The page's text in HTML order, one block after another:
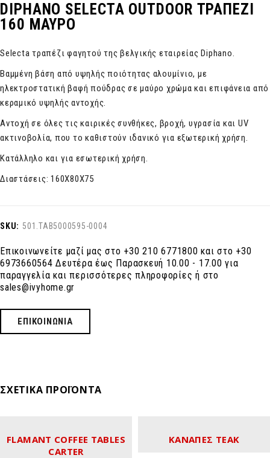
DIPHANO SELECTA OUTDOOR ΤΡΑΠΕΖΙ
160 ΜΑΥΡΟ
Selecta τραπέζι φαγητού της βελγικής εταιρείας Diphano.
Βαμμένη βάση από υψηλής ποιότητας αλουμίνιο, με
ηλεκτροστατική βαφή πούδρας σε μαύρο χρώμα και επιφάνεια από
κεραμικό υψηλής αντοχής.
Αντοχή σε όλες τις καιρικές συνθήκες, βροχή, υγρασία και UV
ακτινοβολία, που το καθιστούν ιδανικό για εξωτερική χρήση.
Κατάλληλο και για εσωτερική χρήση.
Διαστάσεις: 160Χ80Χ75
SKU: 501.TAB5000595-0004
Επικοινωνείτε μαζί μας στο +30 210 6771800 και στο +30
6973660564 Δευτέρα έως Παρασκευή 10.00 - 17.00 για
παραγγελία και περισσότερες πληροφορίες ή στο
sales@ivyhome.gr
ΕΠΙΚΟΙΝΩΝΙΑ
ΣΧΕΤΙΚΆ ΠΡΟΪΌΝΤΑ
FLAMANT COFFEE TABLES
CARTER
ΚΑΝΑΠΕΣ TEAK